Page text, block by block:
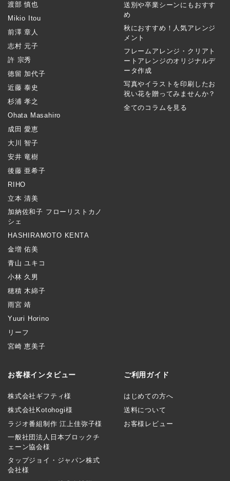
渡部 慎也
Mikio Itou
前澤 章人
志村 元子
許 宗秀
徳留 加代子
近藤 泰史
杉浦 孝之
Ohata Masahiro
成田 愛恵
大川 智子
安井 竜樹
後藤 亜希子
RIHO
立本 清美
加納佐和子 フローリストカノ
シェ
HASHIRAMOTO KENTA
金増 佑美
青山 ユキコ
小林 久男
穂積 木綿子
雨宮 靖
Yuuri Horino
リーフ
宮崎 恵美子
送別や卒業シーンにもおすす
め
秋におすすめ！人気アレンジ
メント
フレームアレンジ・クリアト
ートアレンジのオリジナルデ
ータ作成
写真やイラストを印刷したお
祝い花を贈ってみませんか？
全てのコラムを見る
お客様インタビュー
株式会社ギフティ様
株式会社Kotohogi様
ラジオ番組制作 江上佳弥子様
一般社団法人日本ブロックチ
ェーン協会様
タップジョイ・ジャパン株式
会社様
ご利用ガイド
はじめての方へ
送料について
お客様レビュー